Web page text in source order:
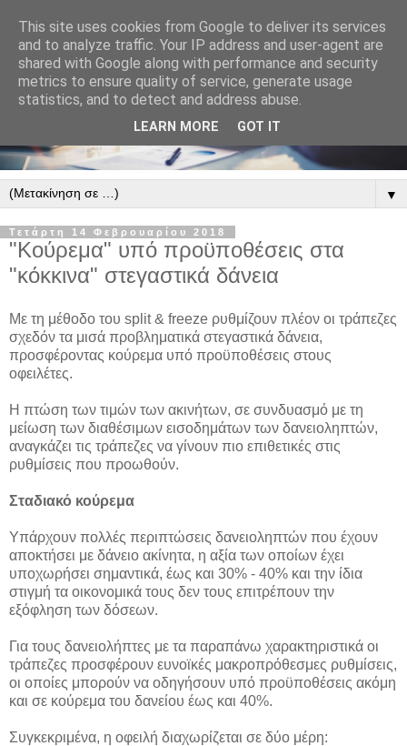
▼
Τετάρτη 14 Φεβρουαρίου 2018
"Κούρεμα" υπό προϋποθέσεις στα
"κόκκινα" στεγαστικά δάνεια
Με τη μέθοδο του split & freeze ρυθμίζουν πλέον οι τράπεζες
σχεδόν τα μισά προβληματικά στεγαστικά δάνεια,
προσφέροντας κούρεμα υπό προϋποθέσεις στους
οφειλέτες.
Η πτώση των τιμών των ακινήτων, σε συνδυασμό με τη
μείωση των διαθέσιμων εισοδημάτων των δανειοληπτών,
αναγκάζει τις τράπεζες να γίνουν πιο επιθετικές στις
ρυθμίσεις που προωθούν.
Σταδιακό κούρεμα
Υπάρχουν πολλές περιπτώσεις δανειοληπτών που έχουν
αποκτήσει με δάνειο ακίνητα, η αξία των οποίων έχει
υποχωρήσει σημαντικά, έως και 30% - 40% και την ίδια
στιγμή τα οικονομικά τους δεν τους επιτρέπουν την
εξόφληση των δόσεων.
Για τους δανειολήπτες με τα παραπάνω χαρακτηριστικά οι
τράπεζες προσφέρουν ευνοϊκές μακροπρόθεσμες ρυθμίσεις,
οι οποίες μπορούν να οδηγήσουν υπό προϋποθέσεις ακόμη
και σε κούρεμα του δανείου έως και 40%.
Συγκεκριμένα, η οφειλή διαχωρίζεται σε δύο μέρη:
This site uses cookies from Google to deliver its services
and to analyze traffic. Your IP address and user-agent are
shared with Google along with performance and security
metrics to ensure quality of service, generate usage
statistics, and to detect and address abuse.
LEARN MORE GOT IT